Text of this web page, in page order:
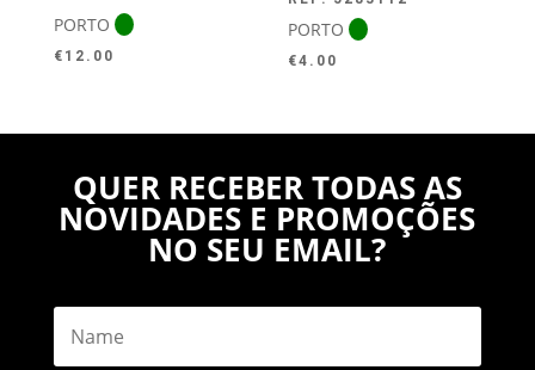
PORTO
€ 12.00
PORTO
€4.00
QUER RECEBER TODAS AS
NOVIDADES E PROMOÇÕES
NO SEU EMAIL?